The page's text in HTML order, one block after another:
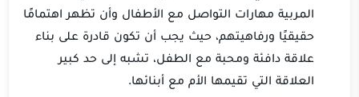
المربية مهارات التواصل مع الأطفال وأن تظهر اهتمامًا
حقيقيًا ورفاهيتهم، حيث يجب أن تكون قادرة على بناء
علاقة دافئة ومحبة مع الطفل، تشبه إلى حد كبير
العلاقة التي تقيمها الأم مع أبنائها.